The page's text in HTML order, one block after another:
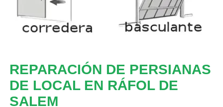
REPARACIÓN DE PERSIANAS
DE LOCAL EN RÁFOL DE
SALEM